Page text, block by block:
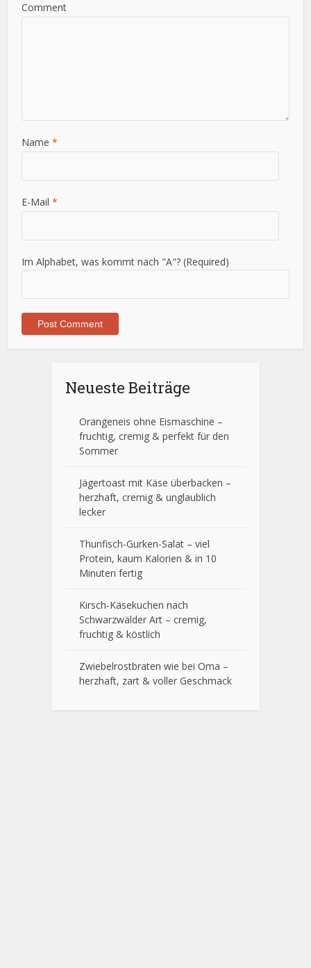
Comment
Name*
E-Mail*
Im Alphabet, was kommt nach "A"? (Required)
Neueste Beiträge
Orangeneis ohne Eismaschine –
fruchtig, cremig & perfekt für den
Sommer
Jägertoast mit Käse überbacken –
herzhaft, cremig & unglaublich
lecker
Thunfisch-Gurken-Salat – viel
Protein, kaum Kalorien & in 10
Minuten fertig
Kirsch-Käsekuchen nach
Schwarzwälder Art – cremig,
fruchtig & köstlich
Zwiebelrostbraten wie bei Oma –
herzhaft, zart & voller Geschmack